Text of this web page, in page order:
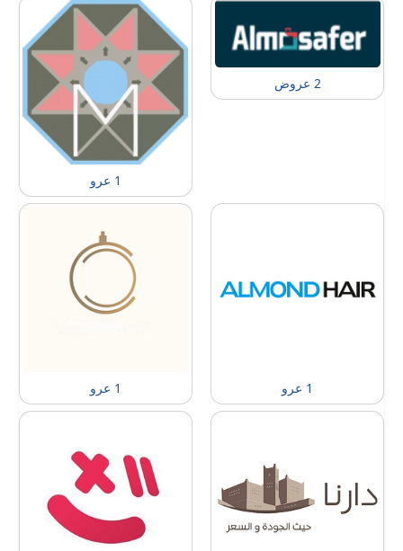
2 عروض
1 عرو
1 عرو 1 عرو